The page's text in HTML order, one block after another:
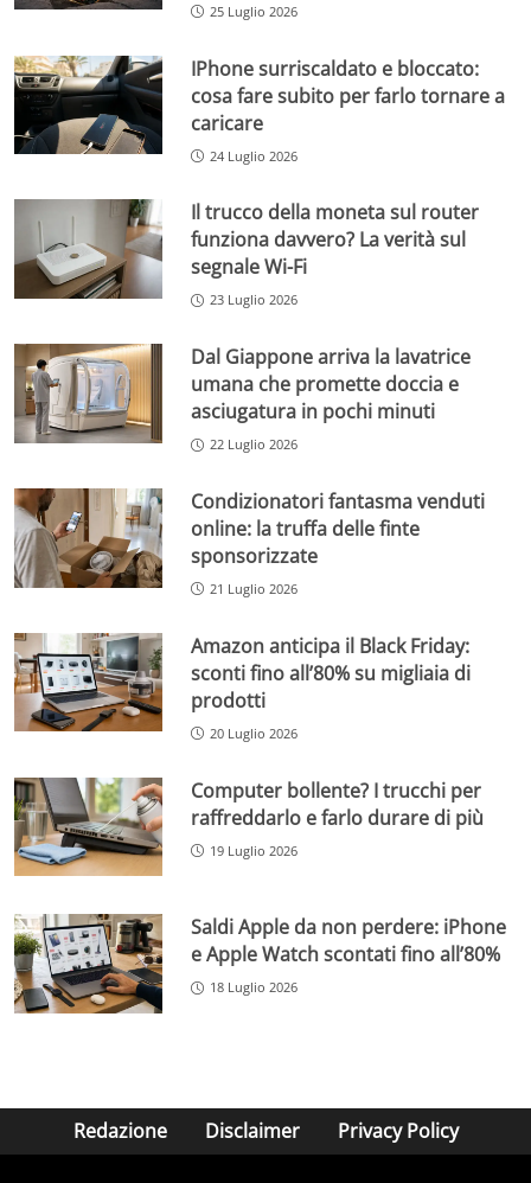
25 Luglio 2026
IPhone surriscaldato e bloccato:
cosa fare subito per farlo tornare a
caricare
24 Luglio 2026
Il trucco della moneta sul router
funziona davvero? La verità sul
segnale Wi-Fi
23 Luglio 2026
Dal Giappone arriva la lavatrice
umana che promette doccia e
asciugatura in pochi minuti
22 Luglio 2026
Condizionatori fantasma venduti
online: la truffa delle finte
sponsorizzate
21 Luglio 2026
Amazon anticipa il Black Friday:
sconti fino all’80% su migliaia di
prodotti
20 Luglio 2026
Computer bollente? I trucchi per
raffreddarlo e farlo durare di più
19 Luglio 2026
Saldi Apple da non perdere: iPhone
e Apple Watch scontati fino all’80%
18 Luglio 2026
Redazione Disclaimer Privacy Policy